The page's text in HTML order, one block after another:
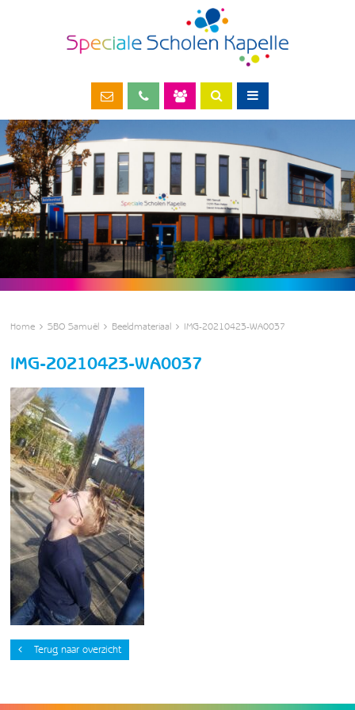
Home SBO Samuël Beeldmateriaal IMG-20210423-WA0037
IMG-20210423-WA0037
Terug naar overzicht